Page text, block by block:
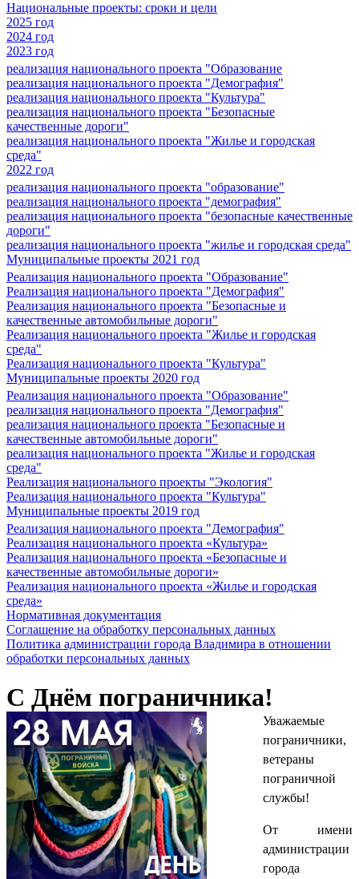
Национальные проекты: сроки и цели
2025 год
2024 год
2023 год
реализация национального проекта "Образование
реализация национального проекта "Демография"
реализация национального проекта "Культура"
реализация национального проекта "Безопасные
качественные дороги"
реализация национального проекта "Жилье и городская
среда"
2022 год
реализация национального проекта "образование"
реализация национального проекта "демография"
реализация национального проекта "безопасные качественные
дороги"
реализация национального проекта "жилье и городская среда"
Муниципальные проекты 2021 год
Реализация национального проекта "Образование"
Реализация национального проекта "Демография"
Реализация национального проекта "Безопасные и
качественные автомобильные дороги"
Реализация национального проекта "Жилье и городская
среда"
Реализация национального проекта "Культура"
Муниципальные проекты 2020 год
Реализация национального проекта "Образование"
реализация национального проекта "Демография"
реализация национального проекта "Безопасные и
качественные автомобильные дороги"
реализация национального проекта "Жилье и городская
среда"
Реализация национального проекты "Экология"
Реализация национального проекта "Культура"
Муниципальные проекты 2019 год
Реализация национального проекта "Демография"
Реализация национального проекта «Культура»
Реализация национального проекта «Безопасные и
качественные автомобильные дороги»
Реализация национального проекта «Жилье и городская
среда»
Нормативная документация
Соглашение на обработку персональных данных
Политика администрации города Владимира в отношении
обработки персональных данных
С Днём пограничника!
Уважаемые
пограничники,
ветераны
пограничной
службы!
От имени
администрации
города